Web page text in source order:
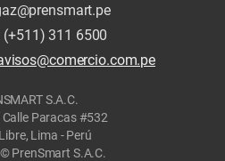
(+511) 311 6500
S.A.C.
Paracas #532
Lima - Perú
PrenSmart S.A.C.